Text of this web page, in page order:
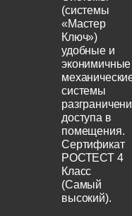
(системы
«Мастер
Ключ»)
удобные и
эконимичные
системы
доступа в
помещения.
Сертификат
РОСТЕСТ 4
Класс
(Самый
высокий).